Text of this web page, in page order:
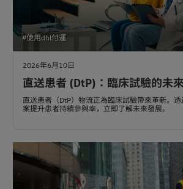
#使用dhl付運
2026年6月10日
直送患者 (DtP)：臨床試驗的未來
直送患者（DtP）物流正為臨床試驗帶來革新。
案提升患者持續參與率，立即了解未來發展。